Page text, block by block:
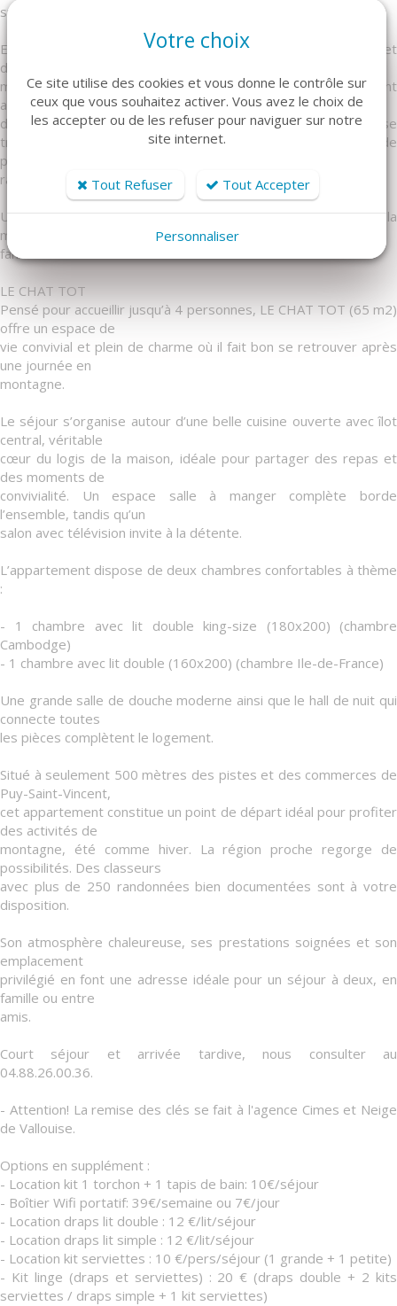
sur le plan fourni.
Exposée sud-est, la maison bénéficie d’un bel ensoleillement et
d’une vue sur les
montagnes ou les pistes. Les départs de randonnée sont
accessibles directement
depuis le logement, tandis que les pistes et les commerces se
trouvent à seulement 500 mètres. La région proche regorge de
possibilités. Des classeurs avec plus de 250
randonnées bien documentées sont à votre disposition.
Un lieu authentique et confortable, parfait pour des vacances à la
montagne, en
famille ou entre amis.
LE CHAT TOT
Pensé pour accueillir jusqu’à 4 personnes, LE CHAT TOT (65 m2)
offre un espace de
vie convivial et plein de charme où il fait bon se retrouver après
une journée en
montagne.
Le séjour s’organise autour d’une belle cuisine ouverte avec îlot
central, véritable
cœur du logis de la maison, idéale pour partager des repas et
des moments de
convivialité. Un espace salle à manger complète borde
l’ensemble, tandis qu’un
salon avec télévision invite à la détente.
L’appartement dispose de deux chambres confortables à thème
:
- 1 chambre avec lit double king-size (180x200) (chambre
Cambodge)
- 1 chambre avec lit double (160x200) (chambre Ile-de-France)
Une grande salle de douche moderne ainsi que le hall de nuit qui
connecte toutes
les pièces complètent le logement.
Situé à seulement 500 mètres des pistes et des commerces de
Puy-Saint-Vincent,
cet appartement constitue un point de départ idéal pour profiter
des activités de
montagne, été comme hiver. La région proche regorge de
possibilités. Des classeurs
avec plus de 250 randonnées bien documentées sont à votre
disposition.
Son atmosphère chaleureuse, ses prestations soignées et son
emplacement
privilégié en font une adresse idéale pour un séjour à deux, en
famille ou entre
amis.
Court séjour et arrivée tardive, nous consulter au
04.88.26.00.36.
- Attention! La remise des clés se fait à l'agence Cimes et Neige
de Vallouise.
Options en supplément :
- Location kit 1 torchon + 1 tapis de bain: 10€/séjour
- Boîtier Wifi portatif: 39€/semaine ou 7€/jour
- Location draps lit double : 12 €/lit/séjour
- Location draps lit simple : 12 €/lit/séjour
- Location kit serviettes : 10 €/pers/séjour (1 grande + 1 petite)
- Kit linge (draps et serviettes) : 20 € (draps double + 2 kits
serviettes / draps simple + 1 kit serviettes)
Votre choix
Ce site utilise des cookies et vous donne le contrôle sur
ceux que vous souhaitez activer. Vous avez le choix de
les accepter ou de les refuser pour naviguer sur notre
site internet.
Tout Refuser Tout Accepter
Personnaliser